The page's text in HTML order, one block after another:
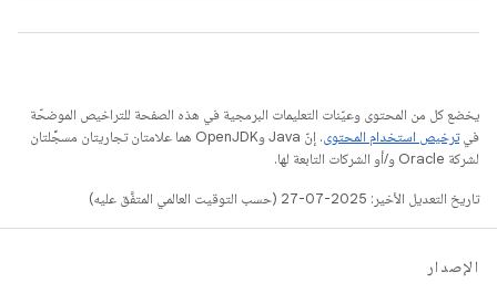
يخضع كل من المحتوى وعيّنات التعليمات البرمجية في هذه الصفحة للتراخيص الموضحّة
فيترخيص استخدام المحتوى
. إنّ Java وOpenJDK هما علامتان تجاريتان مسجَّلتان
لشركة Oracle و/أو الشركات التابعة لها.
تاريخ التعديل الأخير: 2025-07-27 (حسب التوقيت العالمي المتفَّق عليه)
الإصدار